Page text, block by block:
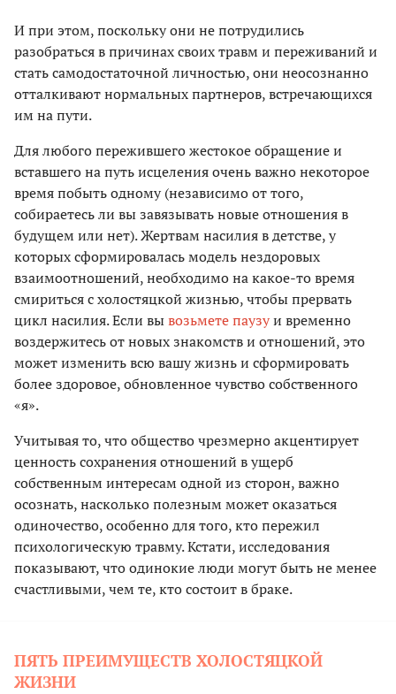
И при этом, поскольку они не потрудились
разобраться в причинах своих травм и переживаний и
стать самодостаточной личностью, они неосознанно
отталкивают нормальных партнеров, встречающихся
им на пути.
Для любого пережившего жестокое обращение и
вставшего на путь исцеления очень важно некоторое
время побыть одному (независимо от того,
собираетесь ли вы завязывать новые отношения в
будущем или нет). Жертвам насилия в детстве, у
которых сформировалась модель нездоровых
взаимоотношений, необходимо на какое-то время
смириться с холостяцкой жизнью, чтобы прервать
цикл насилия. Если вывозьмете паузуи временно
воздержитесь от новых знакомств и отношений, это
может изменить всю вашу жизнь и сформировать
более здоровое, обновленное чувство собственного
«я».
Учитывая то, что общество чрезмерно акцентирует
ценность сохранения отношений в ущерб
собственным интересам одной из сторон, важно
осознать, насколько полезным может оказаться
одиночество, особенно для того, кто пережил
психологическую травму. Кстати, исследования
показывают, что одинокие люди могут быть не менее
счастливыми, чем те, кто состоит в браке.
ПЯТЬ ПРЕИМУЩЕСТВ ХОЛОСТЯЦКОЙ
ЖИЗНИ